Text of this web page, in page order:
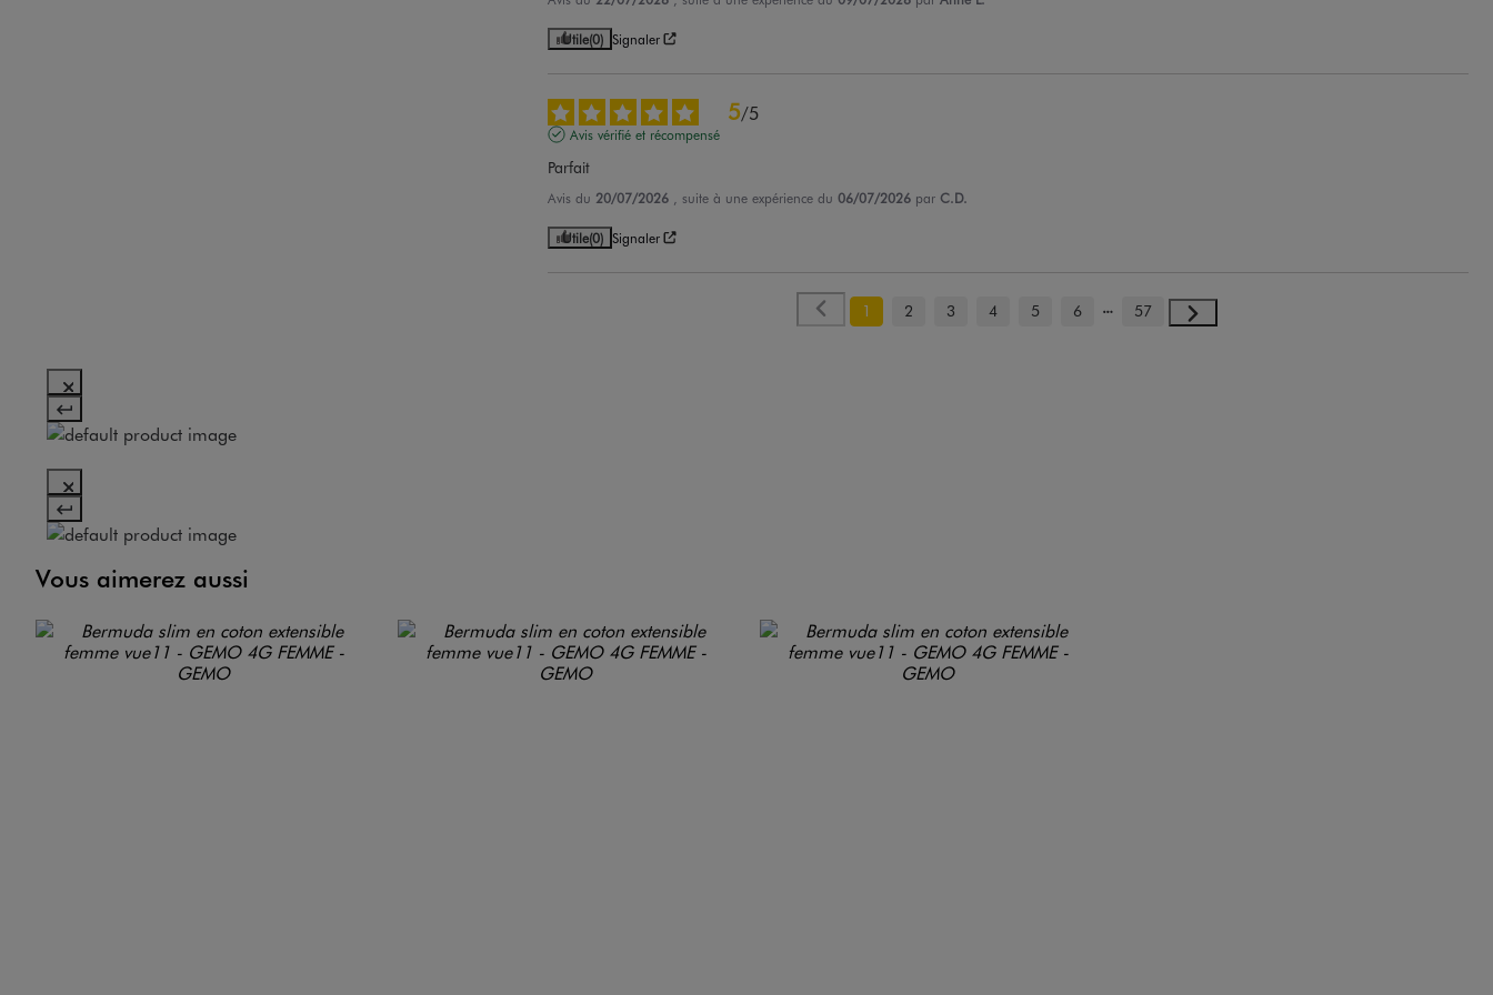
Utile(0) Signaler
5/5
Avis vérifié et récompensé
Parfait
Avis du 20/07/2026 , suite à une expérience du 06/07/2026 par C.D.
Utile(0) Signaler
1 2 3 4 5 6 57
Vous aimerez aussi